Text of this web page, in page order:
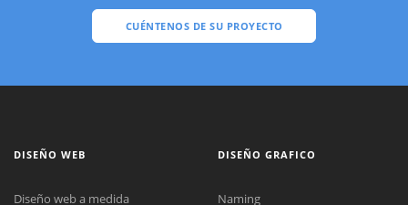
CUÉNTENOS DE SU PROYECTO
DISEÑO WEB
Diseño web a medida
DISEÑO GRAFICO
Naming